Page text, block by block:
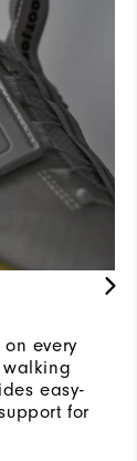
every
walking
easy-
for